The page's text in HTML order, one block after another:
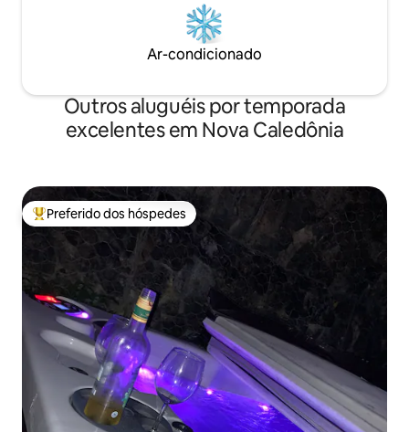
Ar-condicionado
Outros aluguéis por temporada
excelentes em Nova Caledônia
Entre os melhores preferidos dos hóspedes
Preferido dos hóspedes